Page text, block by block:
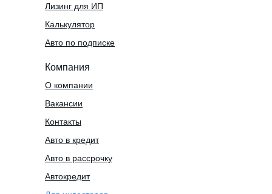
Компания
О компании
Вакансии
Контакты
Авто в кредит
Авто в рассрочку
Автокредит
Лизинг для ИП
Калькулятор
Авто по подписке